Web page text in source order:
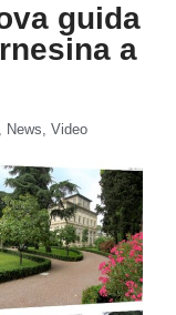
guida
a
, News, Video